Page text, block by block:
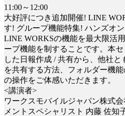
11:00～12:00
大好評につき追加開催! LINE
す! グループ機能特集! ハンズオ
LINE WORKSの機能を最大限活
ープ機能を制することです。本
した日報作成 / 共有から、他社
を共有する方法、フォルダー機
の操作をご体感いただきます。
<講演者>
ワークスモバイルジャパン株式
メントスペシャリスト 内藤 佐知